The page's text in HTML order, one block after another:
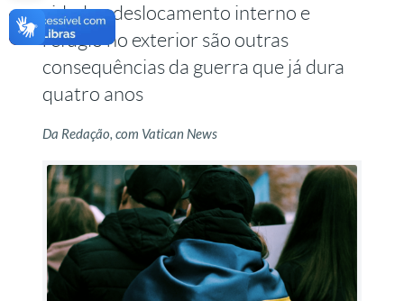
cidades, deslocamento interno e
refúgio no exterior são outras
consequências da guerra que já dura
quatro anos
Da Redação, com Vatican News